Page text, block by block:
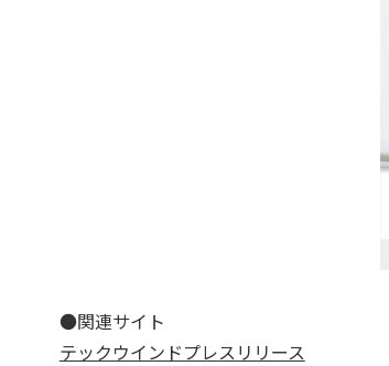
●関連サイト
テックウインドプレスリリース